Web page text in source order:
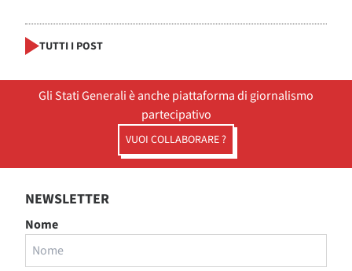
TUTTI I POST
Gli Stati Generali è anche piattaforma di giornalismo
partecipativo
VUOI COLLABORARE ?
NEWSLETTER
Nome